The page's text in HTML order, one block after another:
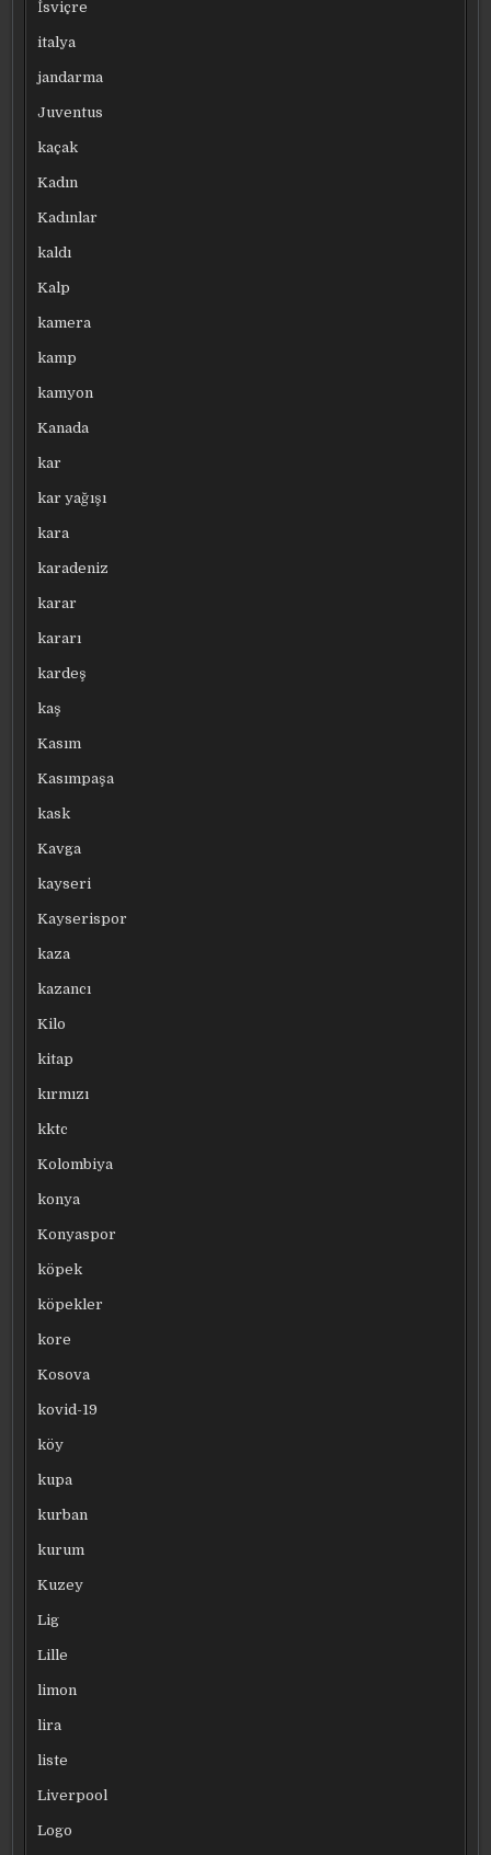
İsviçre
italya
jandarma
Juventus
kaçak
Kadın
Kadınlar
kaldı
Kalp
kamera
kamp
kamyon
Kanada
kar
kar yağışı
kara
karadeniz
karar
kararı
kardeş
kaş
Kasım
Kasımpaşa
kask
Kavga
kayseri
Kayserispor
kaza
kazancı
Kilo
kitap
kırmızı
kktc
Kolombiya
konya
Konyaspor
köpek
köpekler
kore
Kosova
kovid-19
köy
kupa
kurban
kurum
Kuzey
Lig
Lille
limon
lira
liste
Liverpool
Logo